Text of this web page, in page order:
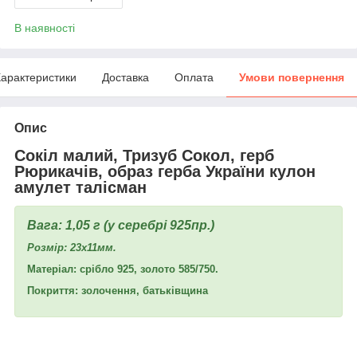
В наявності
Доставка Оплата Умови повернення
Опис
Сокіл малий, Тризуб Сокол, герб
Рюрикачів, образ герба України кулон
амулет талісман
Вага: 1,05 г (у серебрі 925пр.)
Розмір: 23х11мм.
Матеріал: срібло 925, золото 585/750.
Покриття: золочення, батьківщина